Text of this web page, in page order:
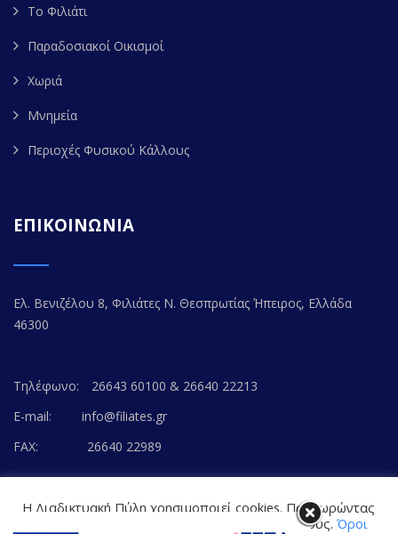
Το Φιλιάτι
Παραδοσιακοί Οικισμοί
Χωριά
Μνημεία
Περιοχές Φυσικού Κάλλους
ΕΠΙΚΟΙΝΩΝΙΑ
Ελ. Βενιζέλου 8, Φιλιάτες Ν. Θεσπρωτίας Ήπειρος, Ελλάδα
46300
Τηλέφωνο:
26643 60100 & 26640 22213
E-mail:
info@filiates.gr
FAX:
26640 22989
Η Διαδικτυακή Πύλη χρησιμοποιεί cookies. Προχωρώντας
στο περιεχόμενο, συναινείτε με την αποδοχή τους. Όροι